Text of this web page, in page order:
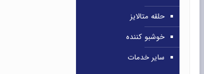
حلقه متالایز
خوشبو کننده
سایر خدمات